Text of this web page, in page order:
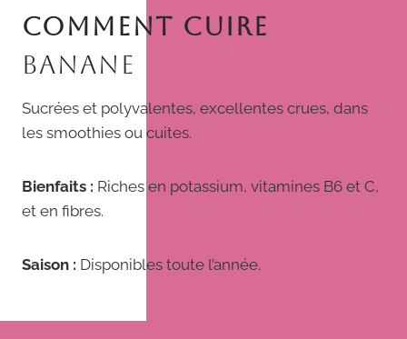
COMMENT CUIRE
BANANE
Sucrées et polyvalentes, excellentes crues, dans
les smoothies ou cuites.
Bienfaits : Riches en potassium, vitamines B6 et C,
et en fibres.
Saison : Disponibles toute l’année.